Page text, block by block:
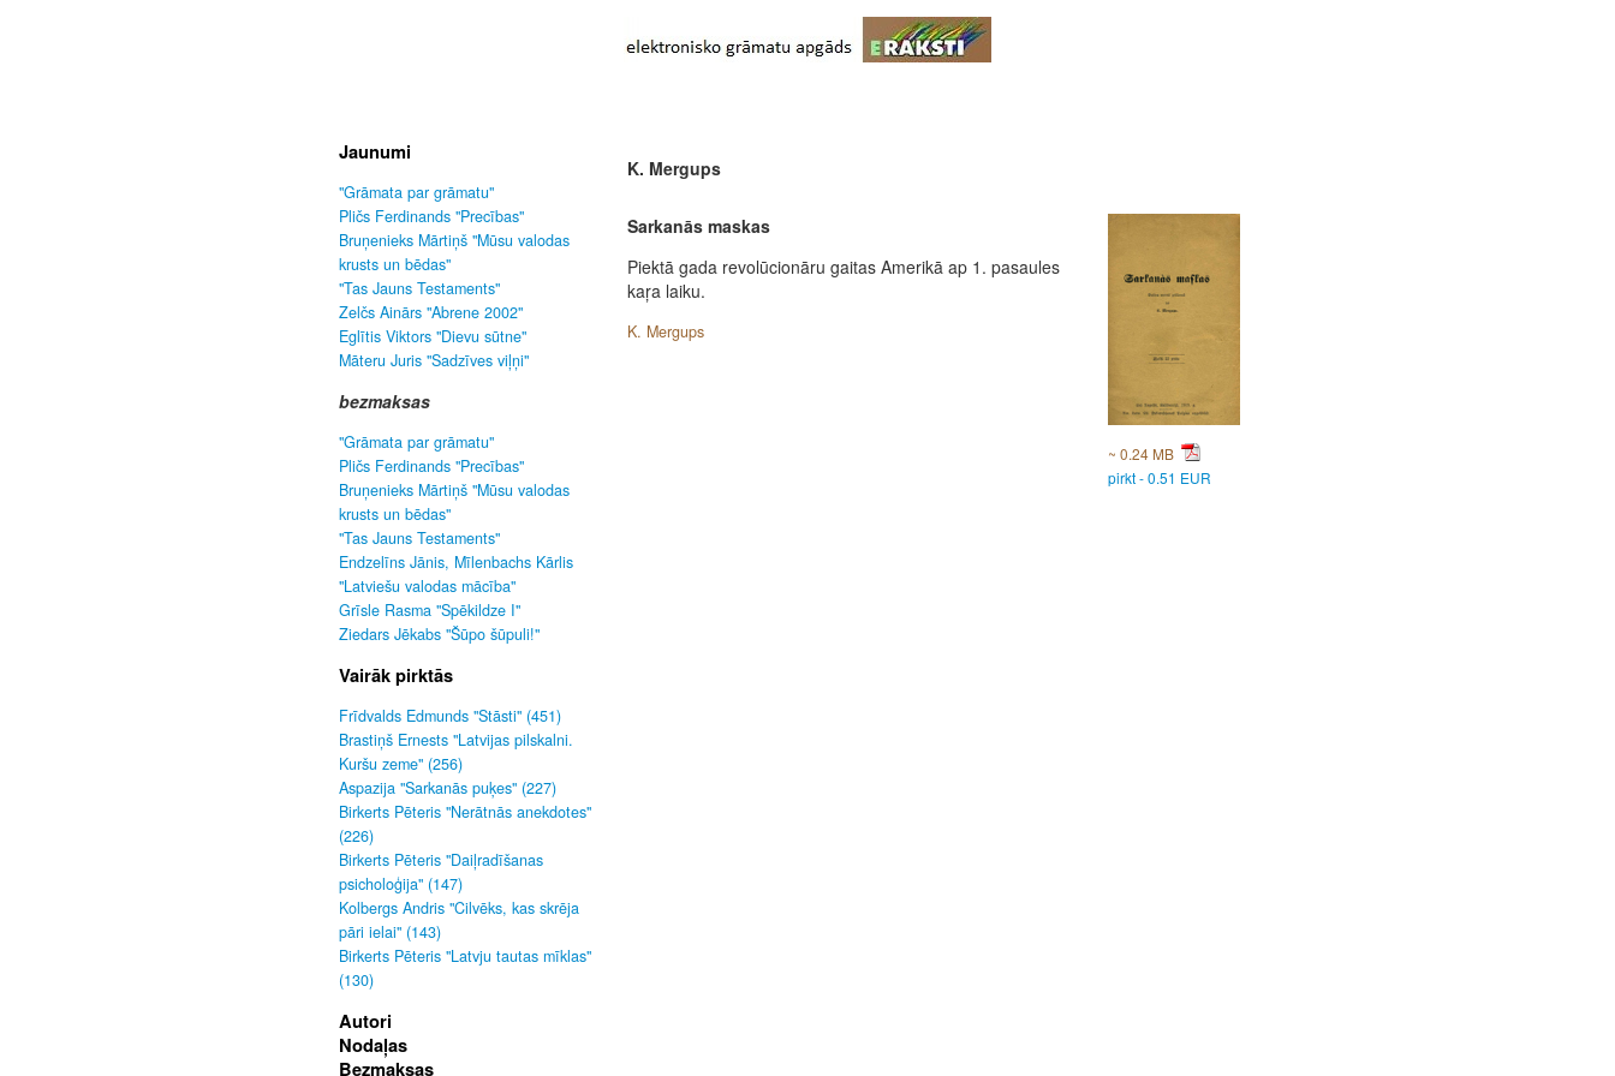
Jaunumi
"Grāmata par grāmatu"
Pličs Ferdinands "Precības"
Bruņenieks Mārtiņš "Mūsu valodas
krusts un bēdas"
"Tas Jauns Testaments"
Zelčs Ainārs "Abrene 2002"
Eglītis Viktors "Dievu sūtne"
Māteru Juris "Sadzīves viļņi"
bezmaksas
"Grāmata par grāmatu"
Pličs Ferdinands "Precības"
Bruņenieks Mārtiņš "Mūsu valodas
krusts un bēdas"
"Tas Jauns Testaments"
Endzelīns Jānis, Mīlenbachs Kārlis
"Latviešu valodas mācība"
Grīsle Rasma "Spēkildze I"
Ziedars Jēkabs "Šūpo šūpuli!"
Vairāk pirktās
Frīdvalds Edmunds "Stāsti" (451)
Brastiņš Ernests "Latvijas pilskalni.
Kuršu zeme" (256)
Aspazija "Sarkanās puķes" (227)
Birkerts Pēteris "Nerātnās anekdotes"
(226)
Birkerts Pēteris "Daiļradīšanas
psicholoģija" (147)
Kolbergs Andris "Cilvēks, kas skrēja
pāri ielai" (143)
Birkerts Pēteris "Latvju tautas mīklas"
(130)
Autori
Nodaļas
Bezmaksas
K. Mergups
Sarkanās maskas
Piektā gada revolūcionāru gaitas Amerikā ap 1. pasaules
kaŗa laiku.
K. Mergups
~ 0.24 MB
pirkt - 0.51 EUR